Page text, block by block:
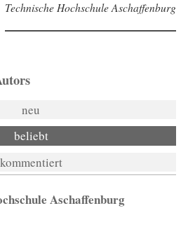
Technische Hochschule Aschaffenburg
neu
beliebt
kommentiert
Aschaffenburg